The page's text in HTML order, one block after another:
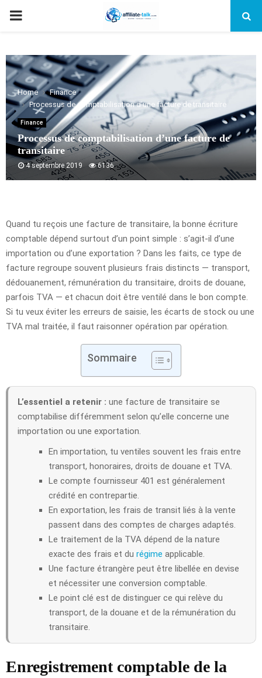
PRIMARY
Home
Finance
Processus de comptabilisation d’une facture de transitaire
Finance
Processus de comptabilisation d’une facture de
transitaire
4 septembre 2019 6136
Quand tu reçois une facture de transitaire, la bonne écriture
comptable dépend surtout d’un point simple : s’agit-il d’une
importation ou d’une exportation ? Dans les faits, ce type de
facture regroupe souvent plusieurs frais distincts — transport,
dédouanement, rémunération du transitaire, droits de douane,
parfois TVA — et chacun doit être ventilé dans le bon compte.
Si tu veux éviter les erreurs de saisie, les écarts de stock ou une
TVA mal traitée, il faut raisonner opération par opération.
Sommaire
L’essentiel a retenir : une facture de transitaire se
comptabilise différemment selon qu’elle concerne une
importation ou une exportation.
En importation, tu ventiles souvent les frais entre
transport, honoraires, droits de douane et TVA.
Le compte fournisseur 401 est généralement
crédité en contrepartie.
En exportation, les frais de transit liés à la vente
passent dans des comptes de charges adaptés.
Le traitement de la TVA dépend de la nature
exacte des frais et du régime applicable.
Une facture étrangère peut être libellée en devise
et nécessiter une conversion comptable.
Le point clé est de distinguer ce qui relève du
transport, de la douane et de la rémunération du
transitaire.
Enregistrement comptable de la